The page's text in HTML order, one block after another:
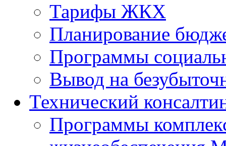
Тарифы ЖКХ
Планирование
Программы
Вывод на
Технический
Программы